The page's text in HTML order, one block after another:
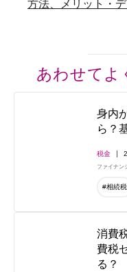
方法、メリット・
あわせてよ
身内
ら？
税金
ファイナン
#相続税
消費
費税
る？